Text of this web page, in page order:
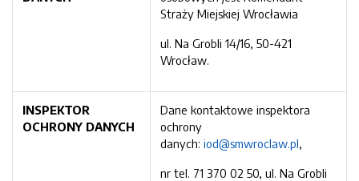
Straży Miejskiej Wrocławia
ul. Na Grobli 14/16, 50-421
Wrocław.
INSPEKTOR
OCHRONY DANYCH
Dane kontaktowe inspektora
ochrony
danych: iod@smwroclaw.pl,
nr tel. 71 370 02 50, ul. Na Grobli